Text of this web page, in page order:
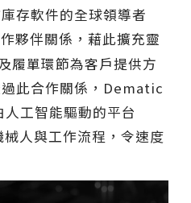
存軟件的全球領導者
夥伴關係，藉此擴充靈
履單環節為客戶提供方
此合作關係，Dematic
工智能驅動的平台
械人與工作流程，令速度